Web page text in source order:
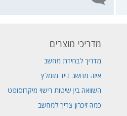
מדריכי מוצרים
מדריך לבחירת מחשב
איזה מחשב נייד מומלץ
השוואה בין שיטות רישוי מיקרוסופט
כמה זיכרון צריך למחשב